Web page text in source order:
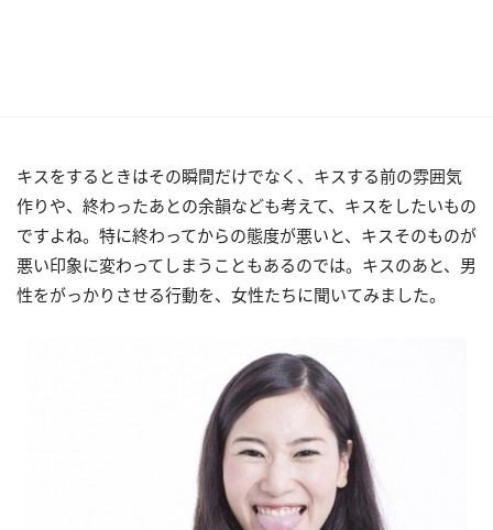
キスをするときはその瞬間だけでなく、キスする前の雰囲気
作りや、終わったあとの余韻なども考えて、キスをしたいもの
ですよね。特に終わってからの態度が悪いと、キスそのものが
悪い印象に変わってしまうこともあるのでは。キスのあと、男
性をがっかりさせる行動を、女性たちに聞いてみました。